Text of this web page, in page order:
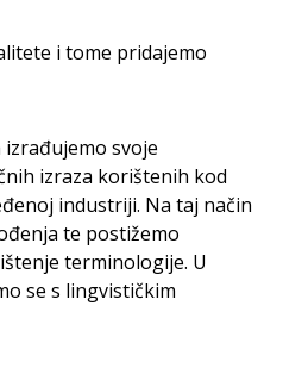
i tome pridajemo
svoje
izraza korištenih kod
industriji. Na taj način
te postižemo
terminologije. U
se s lingvističkim